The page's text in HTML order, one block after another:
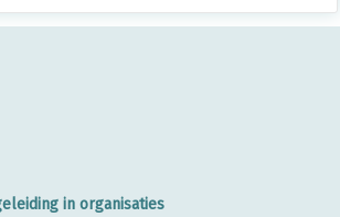
in organisaties